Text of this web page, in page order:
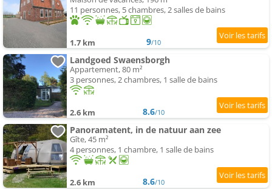
11 personnes, 5 chambres, 2 salles de bains
1.7 km 9/10
Landgoed Swaensborgh
Appartement, 80 m²
3 personnes, 2 chambres, 1 salle de bains
2.6 km 8.6/10
Panoramatent, in de natuur aan zee
Gîte, 45 m²
4 personnes, 1 chambre, 1 salle de bains
2.6 km 8.6/10